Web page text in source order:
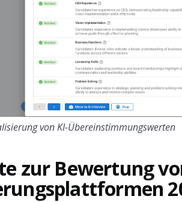
von KI-Übereinstimmungswerten
zur Bewertung